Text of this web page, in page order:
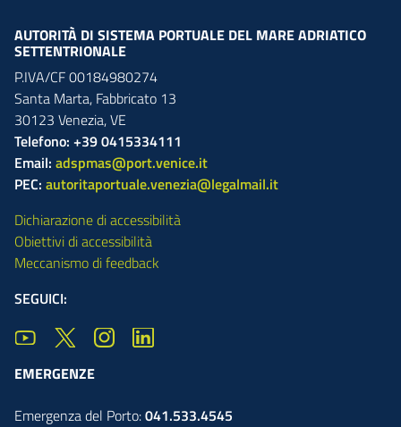
AUTORITÀ DI SISTEMA PORTUALE DEL MARE ADRIATICO
SETTENTRIONALE
P.IVA/CF 00184980274
Santa Marta, Fabbricato 13
30123 Venezia,VE
Telefono: +39 0415334111
Email: adspmas@port.venice.it
PEC: autoritaportuale.venezia@legalmail.it
Dichiarazione di accessibilità
Obiettivi di accessibilità
Meccanismo di feedback
SEGUICI:
EMERGENZE
Emergenza del Porto:041.533.4545